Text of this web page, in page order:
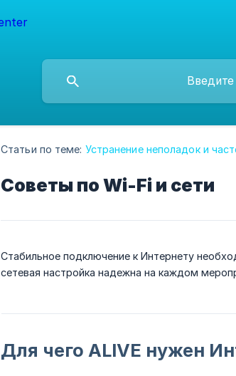
Статьи по теме: Устранение неполадок и
Советы по Wi-Fi и сети
Стабильное подключение к Интернету
сетевая настройка надежна на каждом
Для чего ALIVE нужен